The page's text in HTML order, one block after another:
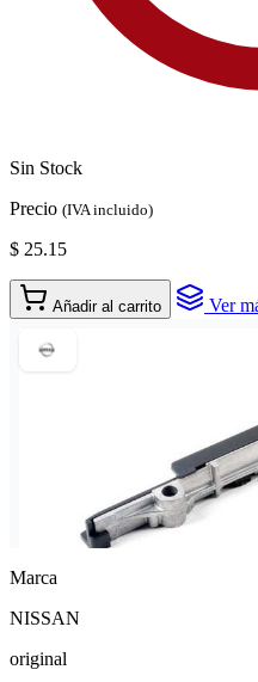
Sin Stock
Precio (IVA incluido)
$ 25.15
Añadir al carrito Ver
Marca
NISSAN
original